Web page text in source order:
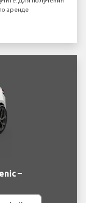
аренде
–